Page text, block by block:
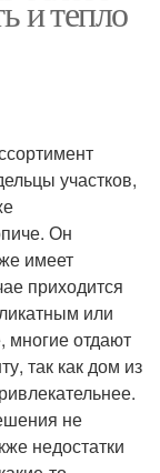
и тепло
участков,
Он
имеет
приходится
или
отдают
так как дом из
не
недостатки